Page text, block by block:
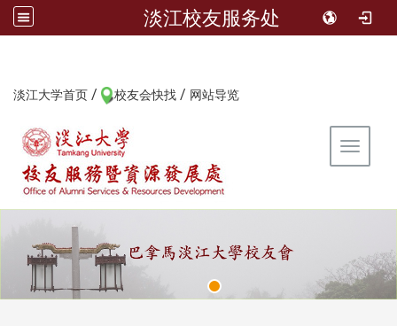
淡江校友服务处
淡江大学首页 / 校友会快找 / 网站导览
Toggle